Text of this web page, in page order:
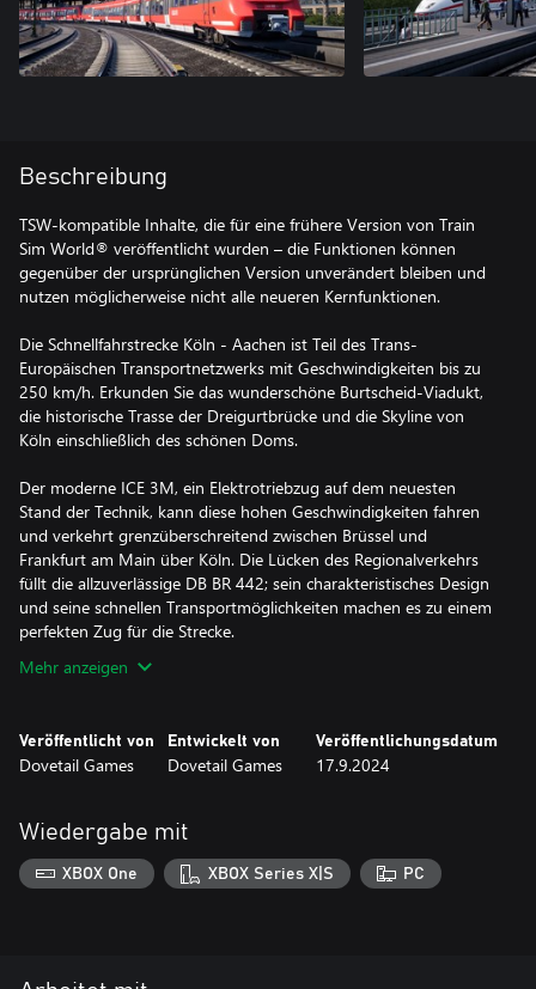
Beschreibung
TSW-kompatible Inhalte, die für eine frühere Version von Train
Sim World® veröffentlicht wurden – die Funktionen können
gegenüber der ursprünglichen Version unverändert bleiben und
nutzen möglicherweise nicht alle neueren Kernfunktionen.
Die Schnellfahrstrecke Köln - Aachen ist Teil des Trans-
Europäischen Transportnetzwerks mit Geschwindigkeiten bis zu
250 km/h. Erkunden Sie das wunderschöne Burtscheid-Viadukt,
die historische Trasse der Dreigurtbrücke und die Skyline von
Köln einschließlich des schönen Doms.
Der moderne ICE 3M, ein Elektrotriebzug auf dem neuesten
Stand der Technik, kann diese hohen Geschwindigkeiten fahren
und verkehrt grenzüberschreitend zwischen Brüssel und
Frankfurt am Main über Köln. Die Lücken des Regionalverkehrs
füllt die allzuverlässige DB BR 442; sein charakteristisches Design
und seine schnellen Transportmöglichkeiten machen es zu einem
perfekten Zug für die Strecke.
Mehr anzeigen
Veröffentlicht von
Dovetail Games
Entwickelt von
Dovetail Games
Veröffentlichungsdatum
17.9.2024
Wiedergabe mit
XBOX One XBOX Series X|S PC